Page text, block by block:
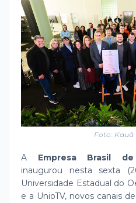
Foto: Kauã
A Empresa Brasil
inaugurou nesta sexta
Universidade Estadual do
e a UnioTV, novos canais